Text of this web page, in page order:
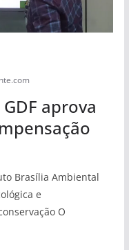
aprova
Brasília Ambiental
e
O